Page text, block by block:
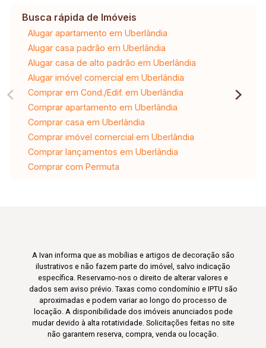
Busca rápida de Imóveis
Alugar apartamento em Uberlândia
Alugar casa padrão em Uberlândia
Alugar casa de alto padrão em Uberlândia
Alugar imóvel comercial em Uberlândia
Comprar em Cond./Edif. em Uberlândia
Comprar apartamento em Uberlândia
Comprar casa em Uberlândia
Comprar imóvel comercial em Uberlândia
Comprar lançamentos em Uberlândia
Comprar com Permuta
A Ivan informa que as mobílias e artigos de decoração são
ilustrativos e não fazem parte do imóvel, salvo indicação
específica. Reservamo-nos o direito de alterar valores e
dados sem aviso prévio. Taxas como condomínio e IPTU são
aproximadas e podem variar ao longo do processo de
locação. A disponibilidade dos imóveis anunciados pode
mudar devido à alta rotatividade. Solicitações feitas no site
não garantem reserva, compra, venda ou locação.